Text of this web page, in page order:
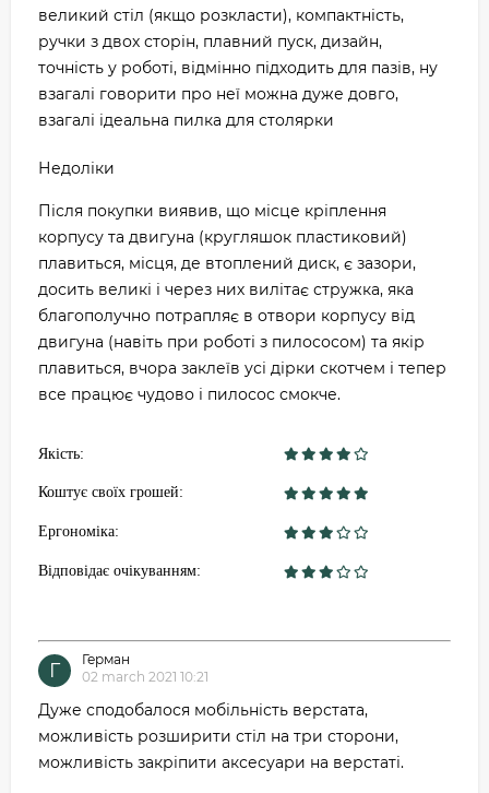
великий стіл (якщо розкласти), компактність,
ручки з двох сторін, плавний пуск, дизайн,
точність у роботі, відмінно підходить для пазів, ну
взагалі говорити про неї можна дуже довго,
взагалі ідеальна пилка для столярки
Недоліки
Після покупки виявив, що місце кріплення
корпусу та двигуна (кругляшок пластиковий)
плавиться, місця, де втоплений диск, є зазори,
досить великі і через них вилітає стружка, яка
благополучно потрапляє в отвори корпусу від
двигуна (навіть при роботі з пилососом) та якір
плавиться, вчора заклеїв усі дірки скотчем і тепер
все працює чудово і пилосос смокче.
Якість:
Коштує своїх грошей:
Ергономіка:
Відповідає очікуванням:
Г
Герман
02 march 2021 10:21
Дуже сподобалося мобільність верстата,
можливість розширити стіл на три сторони,
можливість закріпити аксесуари на верстаті.